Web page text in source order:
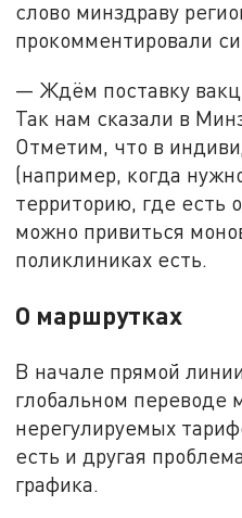
слово минздраву
прокомментировали
— Ждём поставку
Так нам сказали в
Отметим, что в
(например, когда
территорию, где есть
можно привиться
поликлиниках есть.
О маршрутках
В начале прямой
глобальном переводе
нерегулируемых
есть и другая
графика.